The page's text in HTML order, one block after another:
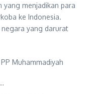
yang menjadikan para
ke Indonesia.
yang darurat
Muhammadiyah